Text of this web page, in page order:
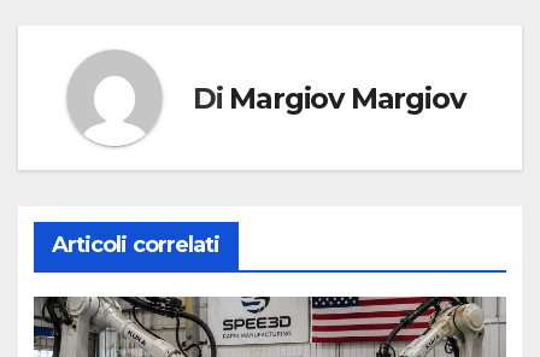
Di Margiov Margiov
Articoli correlati